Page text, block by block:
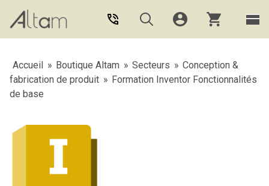
Aller au contenu principal
Accueil » Boutique Altam » Secteurs » Conception &
fabrication de produit » Formation Inventor Fonctionnalités
de base